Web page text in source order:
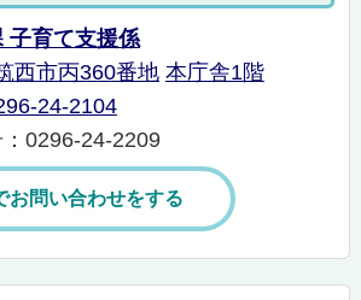
子育て支援係
西市丙360番地 本庁舎1階
24-2104
0296-24-2209
お問い合わせをする